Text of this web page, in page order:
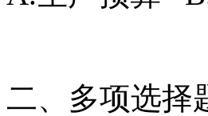
二、多项选择